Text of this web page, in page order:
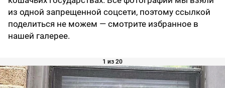
из одной запрещенной соцсети, поэтому ссылкой
поделиться не можем — смотрите избранное в
нашей галерее.
1 из 20